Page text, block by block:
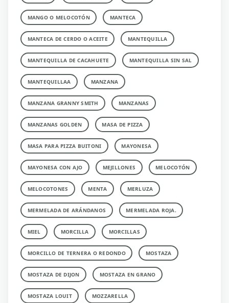
MANGO O MELOCOTÓN MANTECA
MANTECA DE CERDO O ACEITE MANTEQUILLA
MANTEQUILLA DE CACAHUETE MANTEQUILLA SIN SAL
MANTEQUILLAA MANZANA
MANZANA GRANNY SMITH MANZANAS
MANZANAS GOLDEN MASA DE PIZZA
MASA PARA PIZZA BUITONI MAYONESA
MAYONESA CON AJO MEJILLONES MELOCOTÓN
MELOCOTONES MENTA MERLUZA
MERMELADA DE ARÁNDANOS MERMELADA ROJA.
MIEL MORCILLA MORCILLAS
MORCILLO DE TERNERA O REDONDO MOSTAZA
MOSTAZA DE DIJON MOSTAZA EN GRANO
MOSTAZA LOUIT MOZZARELLA